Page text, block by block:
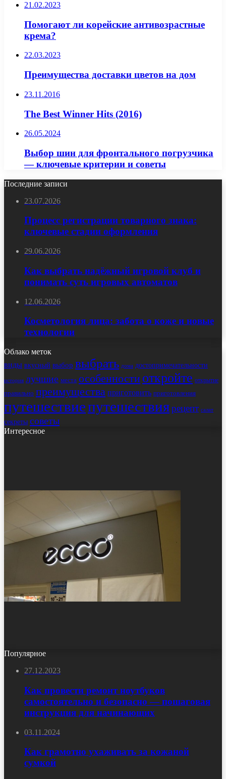
21.02.2023
Помогают ли корейские антивозрастные
крема?
22.03.2023
Преимущества доставки цветов на дом
23.11.2016
The Best Winner Hits (2016)
26.05.2024
Выбор шин для фронтального погрузчика
— ключевые критерии и советы
Последние записи
23.07.2026
Процесс регистрации товарного знака:
ключевые стадии оформления
29.06.2026
Как выбрать надёжный игровой клуб и
понимать суть игровых автоматов
12.06.2026
Косметология лица: забота о коже и новые
технологии
Облако меток
виды вкусный выбор выбрать дома достопримечательности
история лучшие места особенности откройте открытие
правильно преимущества приготовить приготовления
путешествиепутешествиярецепт салат
секреты советы
Интересное
Популярное
27.12.2023
Как провести ремонт ноутбуков
самостоятельно и безопасно — пошаговая
инструкция для начинающих
03.11.2024
Как грамотно ухаживать за кожаной
сумкой